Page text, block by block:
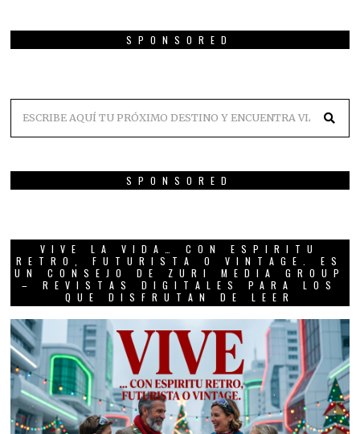
SPONSORED
SPONSORED
VIVE LA VIDA… CON ESPIRITU
RETRO, FUTURISTA O VINTAGE. ES
UN CONSEJO DE ZURI MEDIA GROUP
– REVISTAS DIGITALES PARA LOS
QUE DISFRUTAN DE LEER